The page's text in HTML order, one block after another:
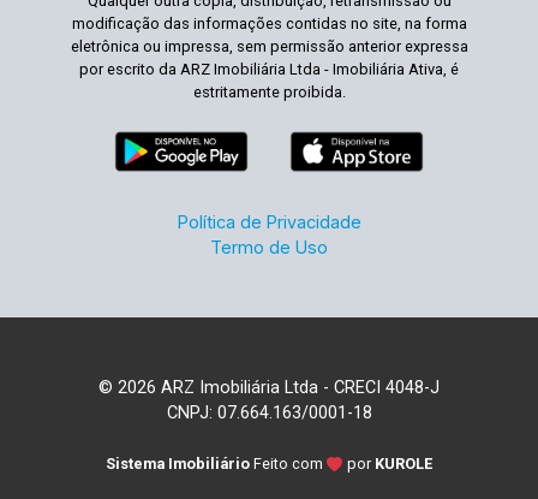
modificação das informações contidas no site, na forma
eletrônica ou impressa, sem permissão anterior expressa
por escrito da ARZ Imobiliária Ltda - Imobiliária Ativa, é
estritamente proibida.
Política de Privacidade
Termo de Uso
© 2026 ARZ Imobiliária Ltda - CRECI 4048-J
CNPJ: 07.664.163/0001-18
Sistema Imobiliário Feito com por KUROLE